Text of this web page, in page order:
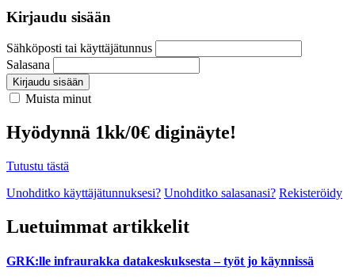
Kirjaudu sisään
Sähköposti tai käyttäjätunnus
Salasana
Kirjaudu sisään
Muista minut
Hyödynnä 1kk/0€ diginäyte!
Tutustu tästä
Unohditko käyttäjätunnuksesi? Unohditko salasanasi? Rekisteröidy
Luetuimmat artikkelit
GRK:lle infraurakka datakeskuksesta – työt jo käynnissä